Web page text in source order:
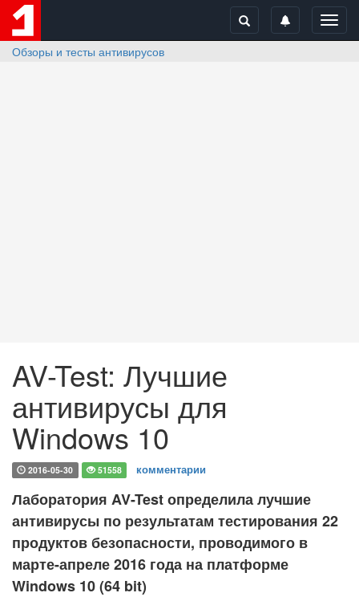
Обзоры и тесты антивирусов
AV-Test: Лучшие
антивирусы для
Windows 10
2016-05-30 51558 комментарии
Лаборатория AV-Test определила лучшие
антивирусы по результатам тестирования 22
продуктов безопасности, проводимого в
марте-апреле 2016 года на платформе
Windows 10 (64 bit)